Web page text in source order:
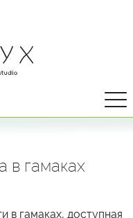
в гамаках
в гамаках, доступная